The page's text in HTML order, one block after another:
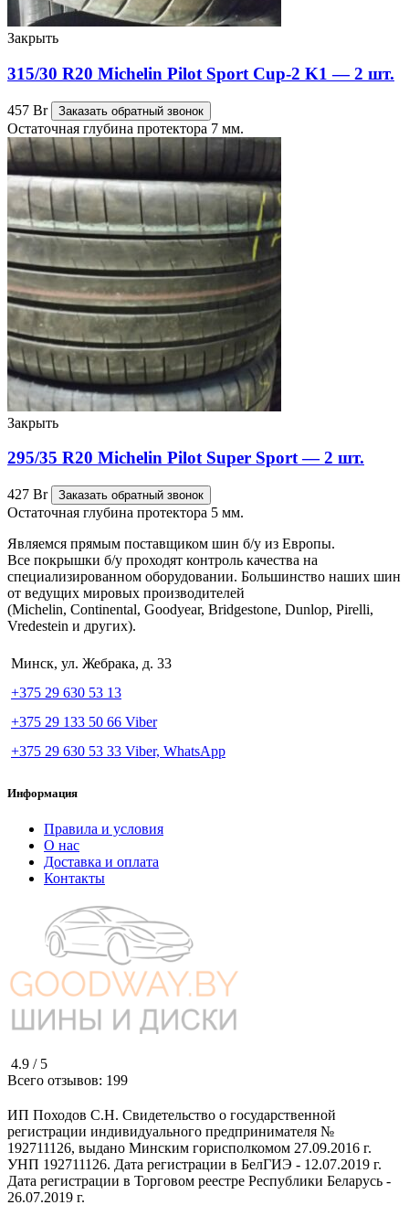
Закрыть
315/30 R20 Michelin Pilot Sport Cup-2 K1 — 2 шт.
457 Br Заказать обратный звонок
Остаточная глубина протектора 7 мм.
Закрыть
295/35 R20 Michelin Pilot Super Sport — 2 шт.
427 Br Заказать обратный звонок
Остаточная глубина протектора 5 мм.
Являемся прямым поставщиком шин б/у из Европы.
Все покрышки б/у проходят контроль качества на
специализированном оборудовании. Большинство наших шин
от ведущих мировых производителей
(Michelin, Continental, Goodyear, Bridgestone, Dunlop, Pirelli,
Vredestein и других).
Минск, ул. Жебрака, д. 33
+375 29 630 53 13
+375 29 133 50 66 Viber
+375 29 630 53 33 Viber, WhatsApp
Информация
Правила и условия
О нас
Доставка и оплата
Контакты
4.9 / 5
Всего отзывов: 199
ИП Походов С.Н. Свидетельство о государственной
регистрации индивидуального предпринимателя №
192711126, выдано Минским горисполкомом 27.09.2016 г.
УНП 192711126. Дата регистрации в БелГИЭ - 12.07.2019 г.
Дата регистрации в Торговом реестре Республики Беларусь -
26.07.2019 г.